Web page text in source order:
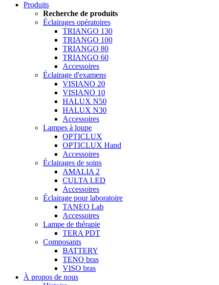
Produits
Recherche de produits
Éclairages opératoires
TRIANGO 130
TRIANGO 100
TRIANGO 80
TRIANGO 60
Accessoires
Éclairage d'examens
VISIANO 20
VISIANO 10
HALUX N50
HALUX N30
Accessoires
Lampes à loupe
OPTICLUX
OPTICLUX Hand
Accessoires
Éclairages de soins
AMALIA 2
CULTA LED
Accessoires
Éclairage pour laboratoire
TANEO Lab
Accessoires
Lampe de thérapie
TERA PDT
Composants
BATTERY
TENO bras
VISO bras
À propos de nous